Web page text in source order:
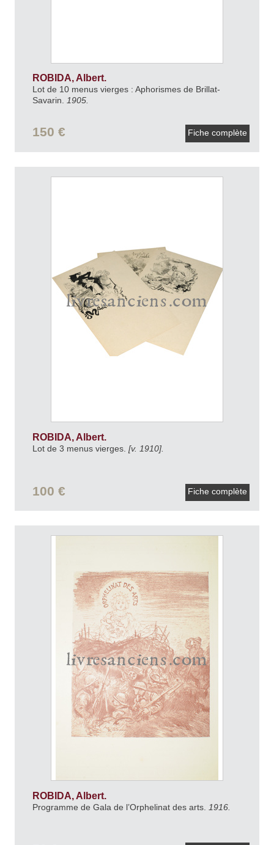
ROBIDA, Albert.
Lot de 10 menus vierges : Aphorismes de Brillat-
Savarin. 1905.
150 € Fiche complète
ROBIDA, Albert.
Lot de 3 menus vierges. [v. 1910].
100 € Fiche complète
ROBIDA, Albert.
Programme de Gala de l’Orphelinat des arts. 1916.